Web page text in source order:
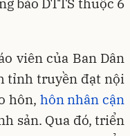
viên của Ban Dân
tỉnh truyền đạt nội
hôn, hôn nhân cận
sản. Qua đó, triển